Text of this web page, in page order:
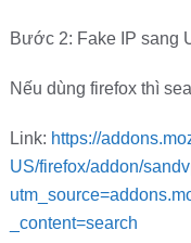
Bước 2: Fake IP sang
Nếu dùng firefox thì
Link: https://
US/firefox/addon/
_content=search